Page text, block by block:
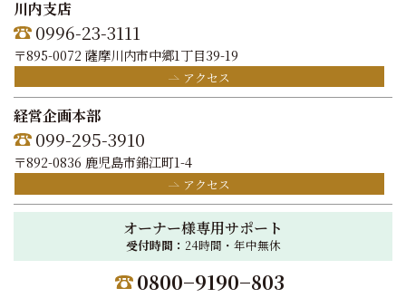
川内支店
0996-23-3111
〒895-0072 薩摩川内市中郷1丁目39-19
アクセス
経営企画本部
099-295-3910
〒892-0836 鹿児島市錦江町1-4
アクセス
オーナー様専用サポート
受付時間： 24時間・年中無休
0800−9190−803